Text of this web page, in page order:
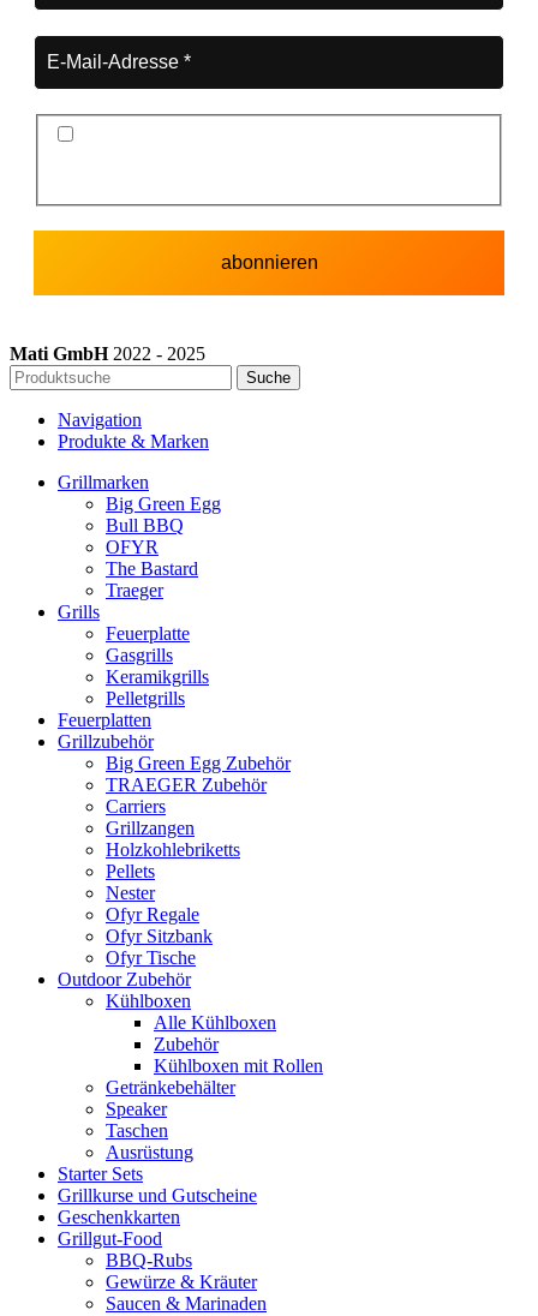
Mati GmbH 2022 - 2025
Suche
Navigation
Produkte & Marken
Grillmarken
Big Green Egg
Bull BBQ
OFYR
The Bastard
Traeger
Grills
Feuerplatte
Gasgrills
Keramikgrills
Pelletgrills
Feuerplatten
Grillzubehör
Big Green Egg Zubehör
TRAEGER Zubehör
Carriers
Grillzangen
Holzkohlebriketts
Pellets
Nester
Ofyr Regale
Ofyr Sitzbank
Ofyr Tische
Outdoor Zubehör
Kühlboxen
Alle Kühlboxen
Zubehör
Kühlboxen mit Rollen
Getränkebehälter
Speaker
Taschen
Ausrüstung
Starter Sets
Grillkurse und Gutscheine
Geschenkkarten
Grillgut-Food
BBQ-Rubs
Gewürze & Kräuter
Saucen & Marinaden